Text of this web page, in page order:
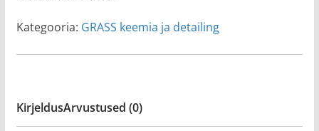
Kategooria: GRASS keemia ja detailing
KirjeldusArvustused (0)